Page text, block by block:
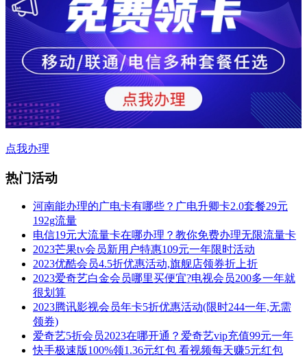
点我办理
热门活动
河南能办理的广电卡有哪些？广电升卿卡2.0套餐29元
192g流量
电信19元大流量卡在哪办理？教你免费办理无限流量卡
2023芒果tv会员新用户特惠109元一年限时活动
2023优酷会员4.5折优惠活动,旗舰店领券折上折
2023爱奇艺白金会员哪里买便宜?电视会员200多一年就
很划算
2023腾讯影视会员年卡5折优惠活动(限时244一年,无需
领券)
爱奇艺5折会员2023在哪开通？爱奇艺vip充值99元一年
快手极速版100%领1.36元红包 看视频每天赚5元红包